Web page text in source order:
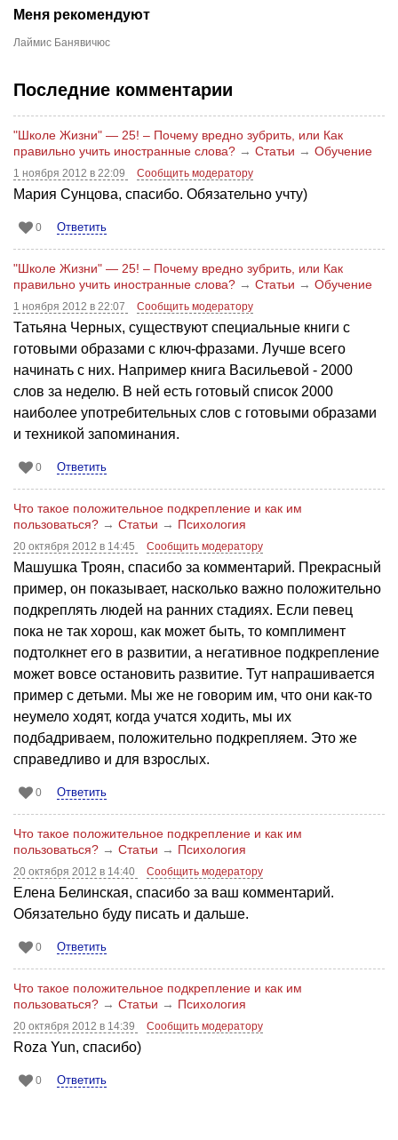
Меня рекомендуют
Лаймис Банявичюс
Последние комментарии
"Школе Жизни" — 25! – Почему вредно зубрить, или Как
правильно учить иностранные слова? → Статьи → Обучение
1 ноября 2012 в 22:09 Сообщить модератору
Мария Сунцова, спасибо. Обязательно учту)
0 Ответить
"Школе Жизни" — 25! – Почему вредно зубрить, или Как
правильно учить иностранные слова? → Статьи → Обучение
1 ноября 2012 в 22:07 Сообщить модератору
Татьяна Черных, существуют специальные книги с
готовыми образами с ключ-фразами. Лучше всего
начинать с них. Например книга Васильевой - 2000
слов за неделю. В ней есть готовый список 2000
наиболее употребительных слов с готовыми образами
и техникой запоминания.
0 Ответить
Что такое положительное подкрепление и как им
пользоваться? → Статьи → Психология
20 октября 2012 в 14:45 Сообщить модератору
Машушка Троян, спасибо за комментарий. Прекрасный
пример, он показывает, насколько важно положительно
подкреплять людей на ранних стадиях. Если певец
пока не так хорош, как может быть, то комплимент
подтолкнет его в развитии, а негативное подкрепление
может вовсе остановить развитие. Тут напрашивается
пример с детьми. Мы же не говорим им, что они как-то
неумело ходят, когда учатся ходить, мы их
подбадриваем, положительно подкрепляем. Это же
справедливо и для взрослых.
0 Ответить
Что такое положительное подкрепление и как им
пользоваться? → Статьи → Психология
20 октября 2012 в 14:40 Сообщить модератору
Елена Белинская, спасибо за ваш комментарий.
Обязательно буду писать и дальше.
0 Ответить
Что такое положительное подкрепление и как им
пользоваться? → Статьи → Психология
20 октября 2012 в 14:39 Сообщить модератору
Roza Yun, спасибо)
0 Ответить